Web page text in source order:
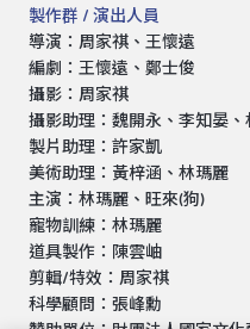
製作群 / 演出人員
導演：周家祺、王懷遠
編劇：王懷遠、鄭士俊
攝影：周家祺
攝影助理：魏開永、李知晏、
製片助理：許家凱
美術助理：黃梓涵、林瑪麗
主演：林瑪麗、旺來(狗)
寵物訓練：林瑪麗
道具製作：陳雲岫
剪輯/特效：周家祺
科學顧問：張峰勳